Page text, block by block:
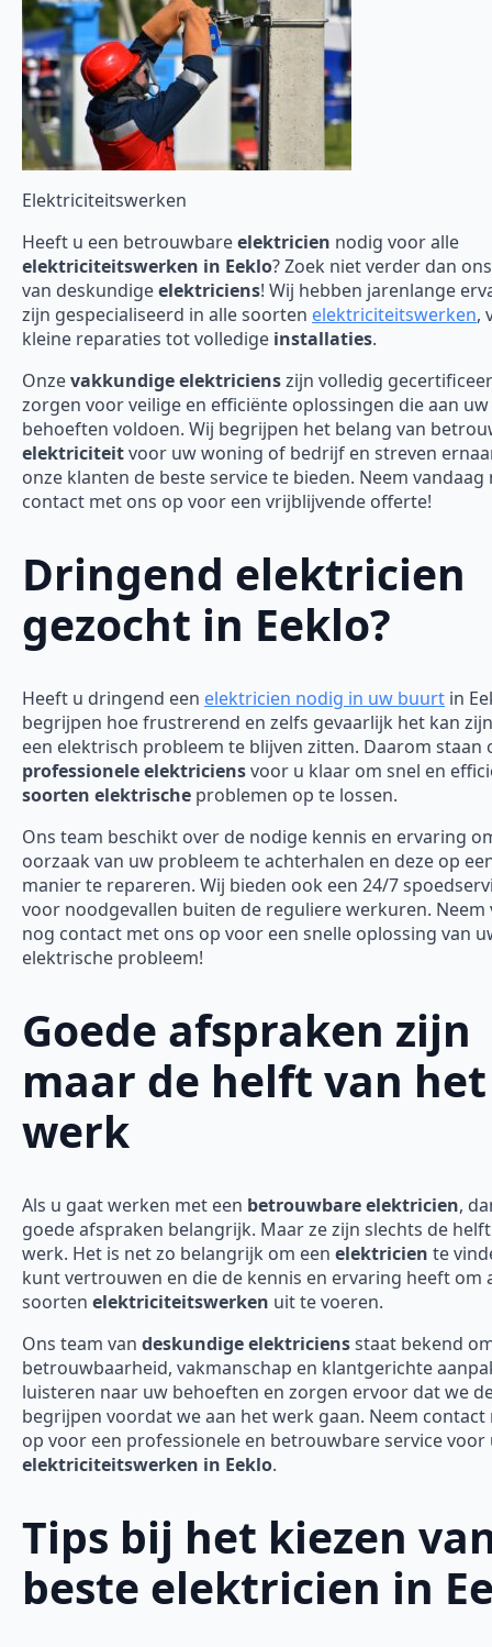
Elektriciteitswerken
Heeft u een betrouwbareelektricien nodig voor alle
elektriciteitswerken in Eeklo? Zoek niet verder dan
van deskundigeelektriciens! Wij hebben jarenlange
zijn gespecialiseerd in alle soorten elektriciteitswerken,
kleine reparaties tot volledige installaties.
Onzevakkundige elektricienszijn volledig
zorgen voor veilige en efficiënte oplossingen die aan uw
behoeften voldoen. Wij begrijpen het belang van
elektriciteitvoor uw woning of bedrijf en streven
onze klanten de beste service te bieden. Neem vandaag
contact met ons op voor een vrijblijvende offerte!
Dringend elektricien
gezocht in Eeklo?
Heeft u dringend een elektricien nodig in uw buurt in
begrijpen hoe frustrerend en zelfs gevaarlijk het kan
een elektrisch probleem te blijven zitten. Daarom staan
professionele elektriciensvoor u klaar om snel en
soorten elektrische problemen op te lossen.
Ons team beschikt over de nodige kennis en ervaring
oorzaak van uw probleem te achterhalen en deze op
manier te repareren. Wij bieden ook een 24/7
voor noodgevallen buiten de reguliere werkuren. Neem
nog contact met ons op voor een snelle oplossing van
elektrische probleem!
Goede afspraken zijn
maar de helft van het
werk
Als u gaat werken met een betrouwbare elektricien,
goede afspraken belangrijk. Maar ze zijn slechts de
werk. Het is net zo belangrijk om een elektricien te
kunt vertrouwen en die de kennis en ervaring heeft om
soorten elektriciteitswerken uit te voeren.
Ons team van deskundige elektriciensstaat bekend
betrouwbaarheid, vakmanschap en klantgerichte
luisteren naar uw behoeften en zorgen ervoor dat we
begrijpen voordat we aan het werk gaan. Neem contact
op voor een professionele en betrouwbare service voor
elektriciteitswerken in Eeklo.
Tips bij het kiezen
beste elektricien in